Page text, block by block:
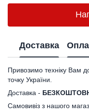
Доставка
Привозимо техніку Вам
точку України.
Доставка -
Самовивіз з нашого